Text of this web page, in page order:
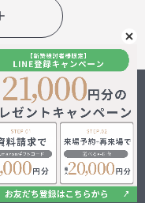
ち不動産
ALL RIGHTS RESERVED.